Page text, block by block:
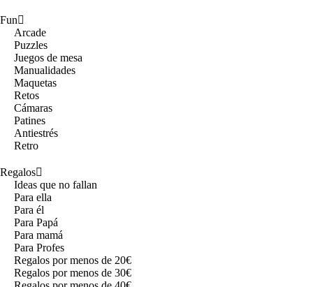
Fun
Arcade
Puzzles
Juegos de mesa
Manualidades
Maquetas
Retos
Cámaras
Patines
Antiestrés
Retro
Regalos
Ideas que no fallan
Para ella
Para él
Para Papá
Para mamá
Para Profes
Regalos por menos de 20€
Regalos por menos de 30€